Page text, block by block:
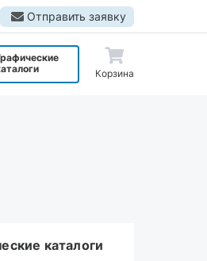
Отправить заявку
Корзина
каталоги